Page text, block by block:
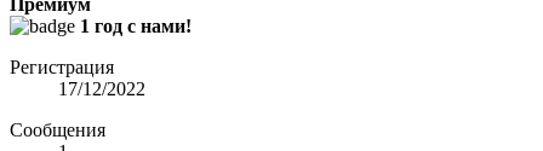
Премиум
1 год с нами!
Регистрация
17/12/2022
Сообщения